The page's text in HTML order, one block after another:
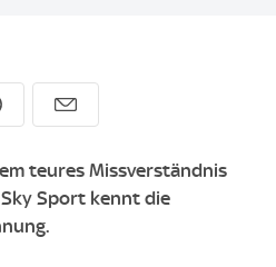
teures Missverständnis
Sport kennt die